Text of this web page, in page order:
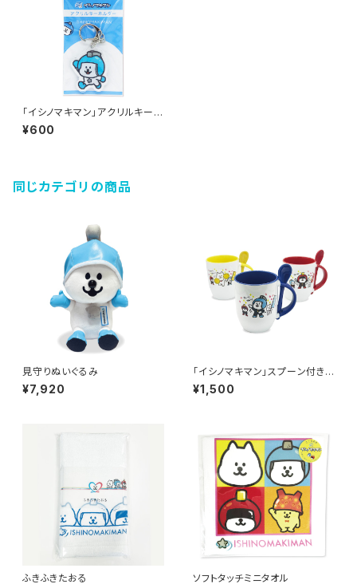
「イシノマキマン」アクリルキーホ
ルダー（イシノマキマン）
¥600
同じカテゴリの商品
見守りぬいぐるみ
¥7,920
「イシノマキマン」スプーン付きマ
グカップ
¥1,500
ふきふきたおる ソフトタッチミニタオル